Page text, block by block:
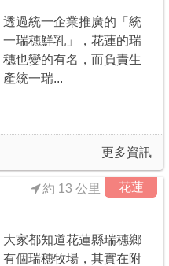
透過統一企業推廣的「統
一瑞穗鮮乳」，花蓮的瑞
穗也變的有名，而負責生
產統一瑞...
更多資訊
花蓮
約 13 公里
大家都知道花蓮縣瑞穗鄉
有個瑞穗牧場，其實在附